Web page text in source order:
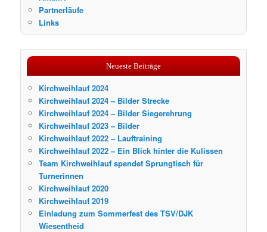
Partnerläufe
Links
Neueste Beiträge
Kirchweihlauf 2024
Kirchweihlauf 2024 – Bilder Strecke
Kirchweihlauf 2024 – Bilder Siegerehrung
Kirchweihlauf 2023 – Bilder
Kirchweihlauf 2022 – Lauftraining
Kirchweihlauf 2022 – Ein Blick hinter die Kulissen
Team Kirchweihlauf spendet Sprungtisch für
Turnerinnen
Kirchweihlauf 2020
Kirchweihlauf 2019
Einladung zum Sommerfest des TSV/DJK
Wiesentheid